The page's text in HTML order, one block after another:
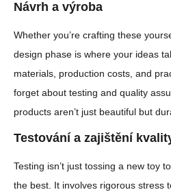
Návrh a výroba
Whether you’re crafting these
design phase is where your ideas
materials, production costs, and
forget about testing and quality
products aren’t just beautiful but
Testování a zajištění
Testing isn’t just tossing a new toy
the best. It involves rigorous stress